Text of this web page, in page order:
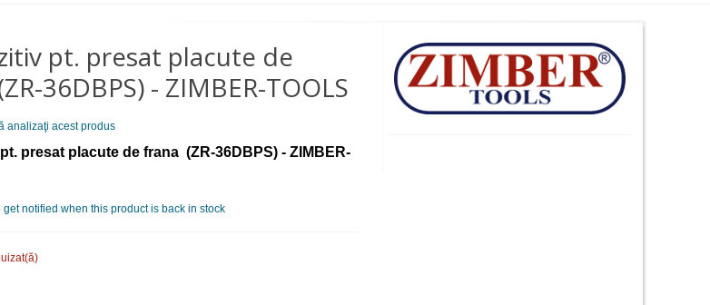
pt. presat placute de
36DBPS) - ZIMBER-TOOLS
analizaţi acest produs
presat placute de frana (ZR-36DBPS) - ZIMBER-
get notified when this product is back in stock